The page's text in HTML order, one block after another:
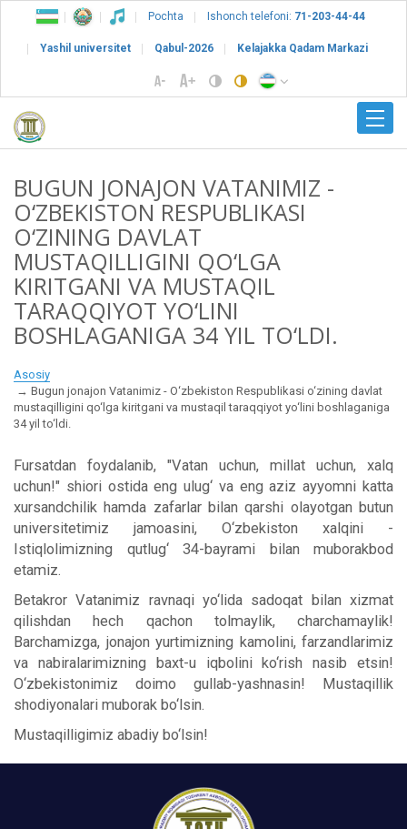
Pochta Ishonch telefoni: 71-203-44-44
Yashil universitet Qabul-2026 Kelajakka Qadam Markazi
BUGUN JONAJON VATANIMIZ -
O‘ZBEKISTON RESPUBLIKASI
O‘ZINING DAVLAT
MUSTAQILLIGINI QO‘LGA
KIRITGANI VA MUSTAQIL
TARAQQIYOT YO‘LINI
BOSHLAGANIGA 34 YIL TO‘LDI.
Asosiy
Bugun jonajon Vatanimiz - O‘zbekiston Respublikasi o‘zining davlat
mustaqilligini qo‘lga kiritgani va mustaqil taraqqiyot yo‘lini boshlaganiga
34 yil to‘ldi.
Fursatdan foydalanib, "Vatan uchun, millat uchun, xalq
uchun!" shiori ostida eng ulug‘ va eng aziz ayyomni katta
xursandchilik hamda zafarlar bilan qarshi olayotgan butun
universitetimiz jamoasini, O‘zbekiston xalqini -
Istiqlolimizning qutlug‘ 34-bayrami bilan muborakbod
etamiz.
Betakror Vatanimiz ravnaqi yo‘lida sadoqat bilan xizmat
qilishdan hech qachon tolmaylik, charchamaylik!
Barchamizga, jonajon yurtimizning kamolini, farzandlarimiz
va nabiralarimizning baxt-u iqbolini ko‘rish nasib etsin!
O‘zbekistonimiz doimo gullab-yashnasin! Mustaqillik
shodiyonalari muborak bo‘lsin.
Mustaqilligimiz abadiy bo‘lsin!